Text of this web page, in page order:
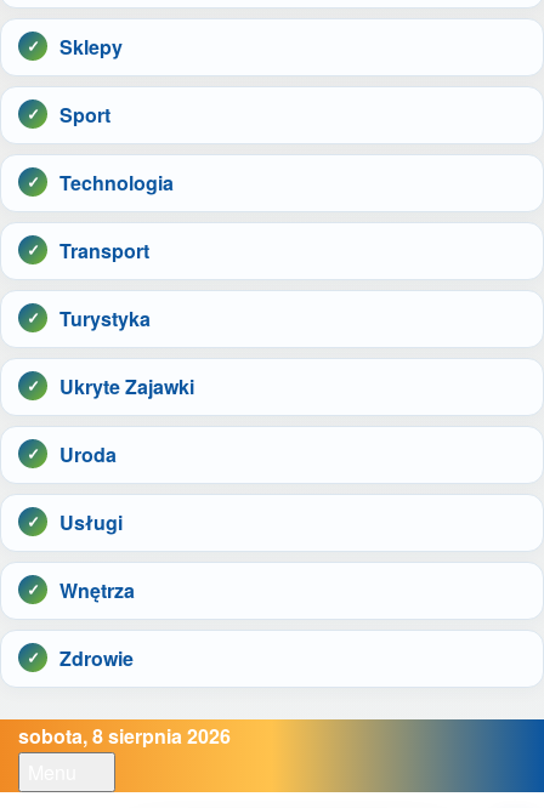
Sklepy
Sport
Technologia
Transport
Turystyka
Ukryte Zajawki
Uroda
Usługi
Wnętrza
Zdrowie
sobota, 8 sierpnia 2026